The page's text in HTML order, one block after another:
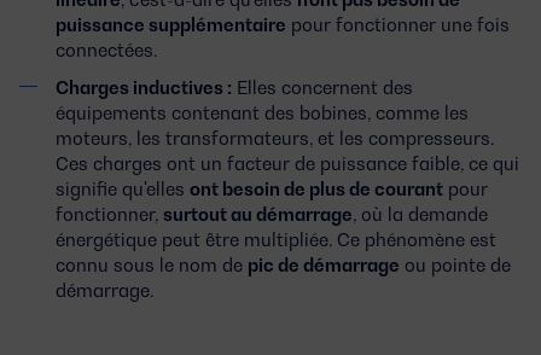
puissance supplémentaire pour fonctionner une fois
connectées.
Charges inductives : Elles concernent des
équipements contenant des bobines, comme les
moteurs, les transformateurs, et les compresseurs.
Ces charges ont un facteur de puissance faible, ce qui
signifie qu'elles ont besoin de plus de courant pour
fonctionner, surtout au démarrage, où la demande
énergétique peut être multipliée. Ce phénomène est
connu sous le nom de pic de démarrage ou pointe de
démarrage.